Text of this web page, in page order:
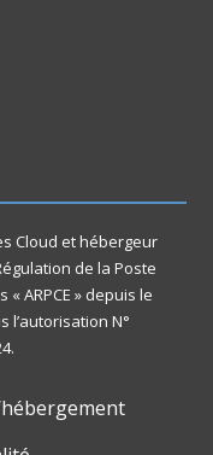
Cloud et hébergeur
de la Poste
ARPCE » depuis le
l’autorisation N°